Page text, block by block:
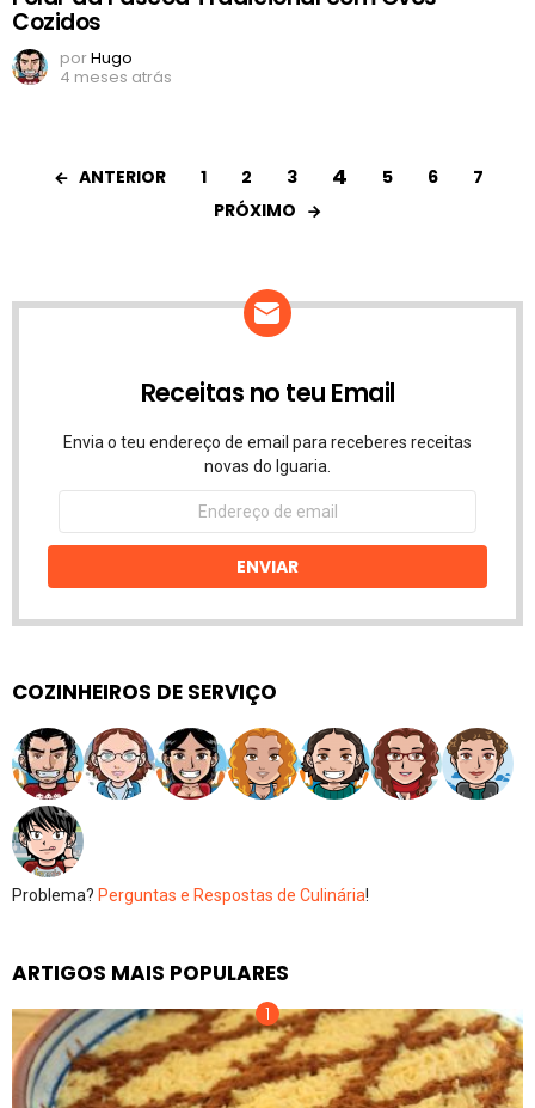
Cozidos
porHugo
4 meses atrás
ANTERIOR 1 2 3 4 5 6
7
PRÓXIMO
Receitas no teu Email
Envia o teu endereço de email para receberes receitas
novas do Iguaria.
Endereço
email
ENVIAR
COZINHEIROS DE SERVIÇO
Problema? Perguntas e Respostas de Culinária!
ARTIGOS MAIS POPULARES